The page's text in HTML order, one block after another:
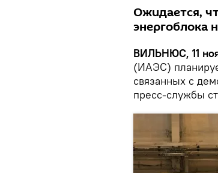
Ожидается,
энергоблока
ВИЛЬНЮС, 11
(ИАЭС)
связанных с
пресс-службы